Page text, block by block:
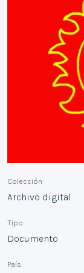
Colección
Archivo digital
Tipo
Documento
País